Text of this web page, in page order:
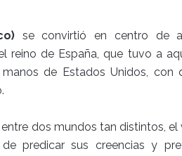
se convirtió en centro de
reino de España, que tuvo a
de Estados Unidos, con
dos mundos tan distintos, el
predicar sus creencias y